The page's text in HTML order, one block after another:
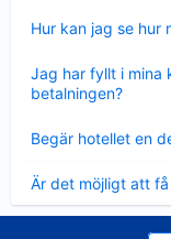
Hur kan jag se hur
mindre
Jag har fyllt i mina
betalningen?
mindre
Begär hotellet en
mindre
Är det möjligt att
mindre